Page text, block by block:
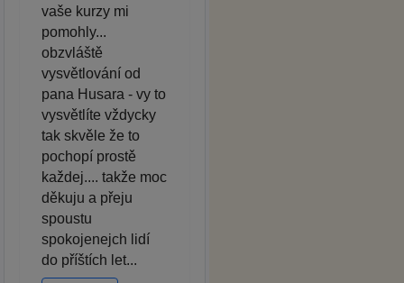
vaše kurzy mi
pomohly...
obzvláště
vysvětlování od
pana Husara - vy to
vysvětlíte vždycky
tak skvěle že to
pochopí prostě
každej.... takže moc
děkuju a přeju
spoustu
spokojenejch lidí
do příštích let...